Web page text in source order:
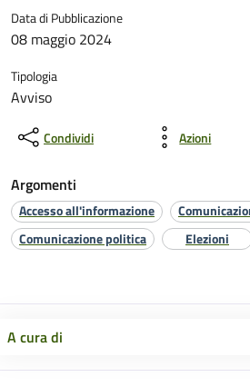
Data di Pubblicazione
08 maggio 2024
Tipologia
Avviso
Condividi Azioni
Argomenti
Accesso all'informazione
Comunicazione politica
Elezioni
A cura di